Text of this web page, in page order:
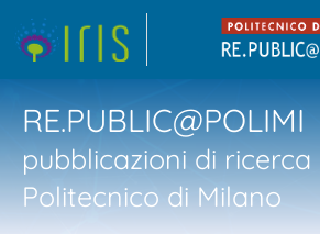
RE.PUBLIC@POLIMI
pubblicazioni di ricerca
Politecnico di Milano